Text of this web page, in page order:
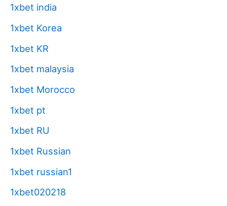
1xbet india
1xbet Korea
1xbet KR
1xbet malaysia
1xbet Morocco
1xbet pt
1xbet RU
1xbet Russian
1xbet russian1
1xbet020218